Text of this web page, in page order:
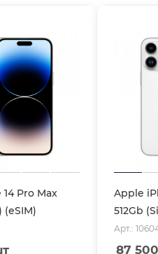
Pro Max
(eSIM)
Apple
512Gb
Арт.:
87 500